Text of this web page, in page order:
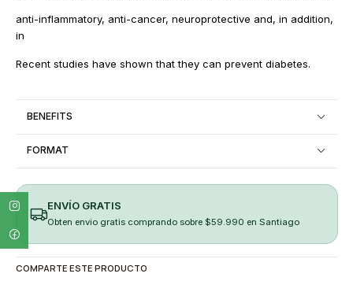
anti-inflammatory, anti-cancer, neuroprotective and, in addition,
in
Recent studies have shown that they can prevent diabetes.
BENEFITS
FORMAT
ENVÍO GRATIS
Obten envio gratis comprando sobre $59.990 en Santiago
COMPARTE ESTE PRODUCTO